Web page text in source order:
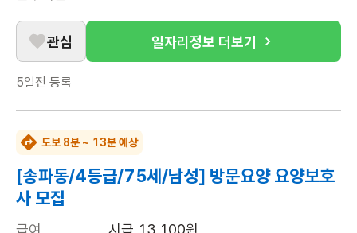
관심 일자리정보 더보기
5일전 등록
도보 8분 ~ 13분 예상
[송파동/4등급/75세/남성] 방문요양 요양보호
사 모집
급여
시급 13,100원